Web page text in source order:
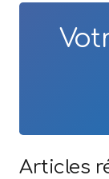
Articles